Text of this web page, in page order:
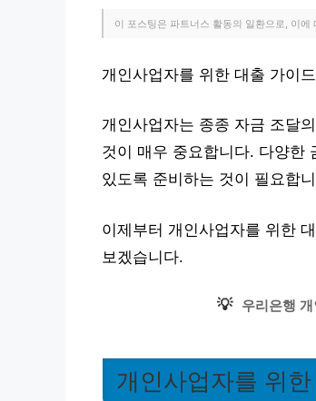
이 포스팅은 파트너스 활동의 일환으로, 이
개인사업자를 위한 대출 가이
개인사업자는 종종 자금 조달
것이 매우 중요합니다. 다양한
있도록 준비하는 것이 필요합
이제부터 개인사업자를 위한
보겠습니다.
💡 우리은행
개인사업자를 위